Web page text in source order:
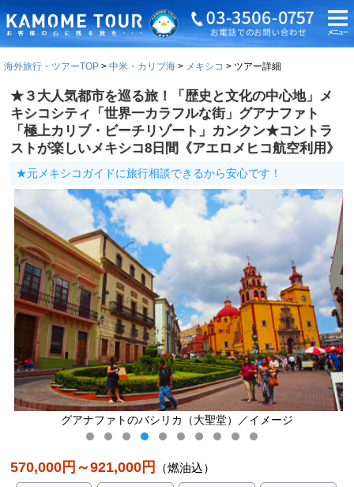
海外旅行・ツアーTOP 中米・カリブ海 メキシコ ツアー詳細
★３大人気都市を巡る旅！「歴史と文化の中心地」メ
キシコシティ「世界一カラフルな街」グアナファト
「極上カリブ・ビーチリゾート」カンクン★コントラ
ストが楽しいメキシコ8日間《アエロメヒコ航空利用》
★元メキシコガイドに旅行相談できるから安心です！
グアナファトのバシリカ（大聖堂）／イメージ
570,000円～921,000円 （燃油込）